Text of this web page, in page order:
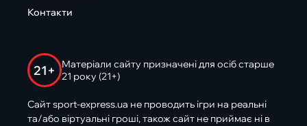
Контакти
21+
Матеріали сайту призначені для осіб старше
21 року (21+)
Сайт sport-express.ua не проводить ігри на реальні
та/або віртуальні гроші, також сайт не приймає ні в